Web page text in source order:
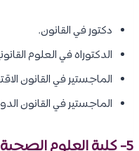
دكتور في القانون.
الدكتوراه في العلوم
الماجستير في القانون
الماجستير في القانون